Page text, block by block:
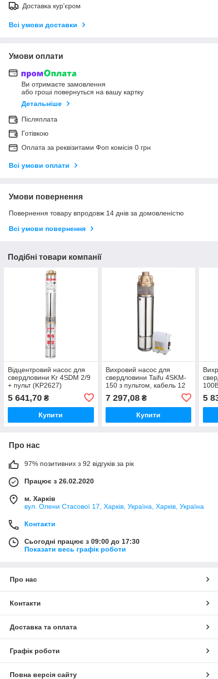
Доставка кур'єром
Всі умови доставки
Умови оплати
Ви отримаєте замовлення
або гроші повернуться на вашу картку
Детальніше
Післяплата
Готівкою
Оплата за реквізитами Фоп комісія 0 грн
Всі умови оплати
Умови повернення
Повернення товару впродовж 14 днів за домовленістю
Всі умови повернення
Подібні товари компанії
Відцентровий насос для
свердловини Kr 4SDM 2/9
+ пульт (KP2627)
5 641,70 ₴
Купити
Вихровий насос для
свердловини Taifu 4SKM-
150 з пультом, кабель 12
7 297,08₴
Купити
5
Про нас
97% позитивних з 92 відгуків за рік
Працює з 26.02.2020
м. Харків
вул. Олени Стасової 17, Харків, Україна, Харків, Україна
Контакти
Сьогодні працює з 09:00 до 17:30
Показати весь графік роботи
Про нас
Контакти
Доставка та оплата
Графік роботи
Повна версія сайту